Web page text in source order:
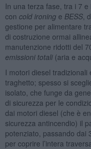
In una terza fase, tra i 7
con cold ironinge BESS,
gestione per alimentare
di costruzione ormai
manutenzione ridotti del
emissioni totali(aria e
I motori diesel
traghetto; spesso si
isolato, che funge da
di sicurezza per le
dai motori diesel (che è
sicurezza antincendio) il
potenziato, passando dai
per coprire l’intera